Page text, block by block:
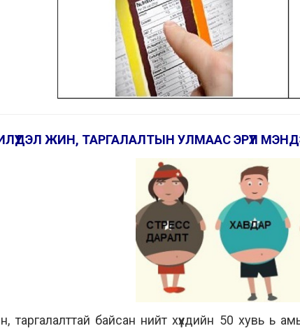
ИЛҮҮДЭЛ ЖИН, ТАРГАЛАЛТЫН УЛМААС ЭРҮҮЛ
таргалалттай байсан нийт хүүхдийн 50 хувь